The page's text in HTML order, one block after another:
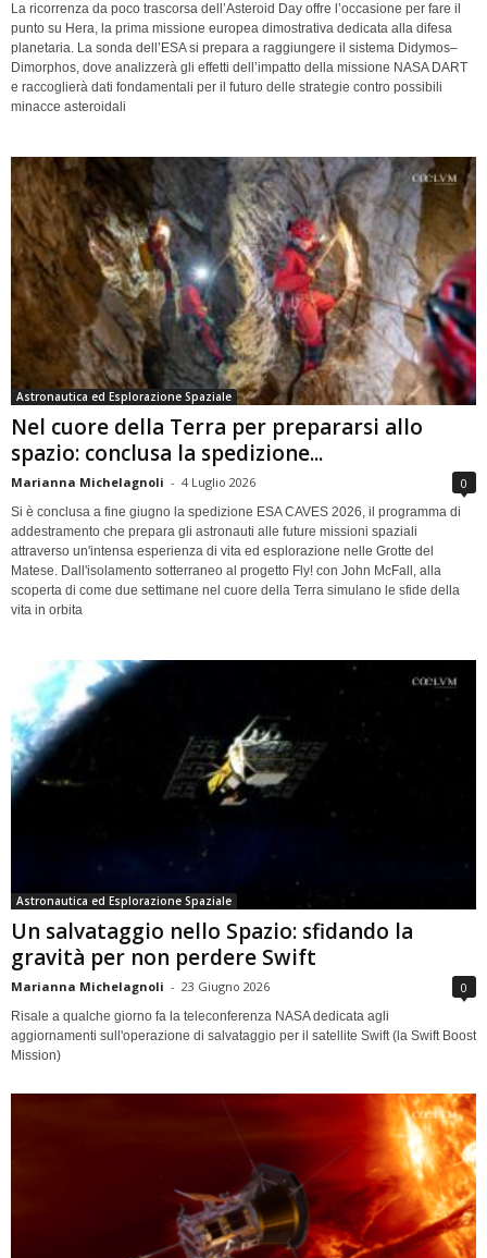
La ricorrenza da poco trascorsa dell’Asteroid Day offre l’occasione per fare il
punto su Hera, la prima missione europea dimostrativa dedicata alla difesa
planetaria. La sonda dell’ESA si prepara a raggiungere il sistema Didymos–
Dimorphos, dove analizzerà gli effetti dell’impatto della missione NASA DART
e raccoglierà dati fondamentali per il futuro delle strategie contro possibili
minacce asteroidali
Astronautica ed Esplorazione Spaziale
Nel cuore della Terra per prepararsi allo
spazio: conclusa la spedizione...
Marianna Michelagnoli - 4 Luglio 2026 0
Si è conclusa a fine giugno la spedizione ESA CAVES 2026, il programma di
addestramento che prepara gli astronauti alle future missioni spaziali
attraverso un'intensa esperienza di vita ed esplorazione nelle Grotte del
Matese. Dall'isolamento sotterraneo al progetto Fly! con John McFall, alla
scoperta di come due settimane nel cuore della Terra simulano le sfide della
vita in orbita
Astronautica ed Esplorazione Spaziale
Un salvataggio nello Spazio: sfidando la
gravità per non perdere Swift
Marianna Michelagnoli - 23 Giugno 2026 0
Risale a qualche giorno fa la teleconferenza NASA dedicata agli
aggiornamenti sull'operazione di salvataggio per il satellite Swift (la Swift Boost
Mission)